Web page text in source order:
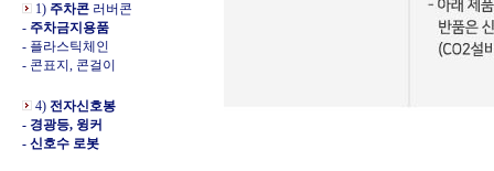
1) 주차콘 러버콘
- 주차금지용품
- 플라스틱체인
- 콘표지, 콘걸이
4) 전자신호봉
- 경광등, 윙커
- 신호수 로봇